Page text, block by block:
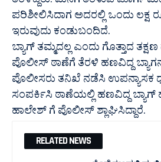
ಪರಿಶೀಲಿಸಿದಾಗ ಅದರಲ್ಲಿ ಒಂದು
ಇರುವುದು ಕಂಡುಬಂದಿದೆ.
ಬ್ಯಾಗ್ ತಮ್ಮದಲ್ಲ‌ ಎಂದು‌ ಗೊತ್ತಾದ‌
ಪೊಲೀಸ್ ಠಾಣೆಗೆ ತೆರಳಿ ಹಣವಿದ್ದ
ಪೊಲೀಸರು ತನಿಖೆ ನಡೆಸಿ
ಸಂಪರ್ಕಿಸಿ ಠಾಣೆಯಲ್ಲಿ ಹಣವಿದ್ದ ಬ್ಯಾಗ್
ಹಾಲೇಶ್ ಗೆ ಪೊಲೀಸ್ ಶ್ಲಾಘಿಸಿದ್ದಾರೆ.
RELATED NEWS